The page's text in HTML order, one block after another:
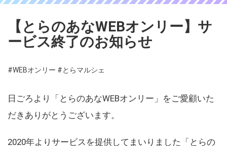
【とらのあなWEBオンリー】サ
ービス終了のお知らせ
#WEBオンリー #とらマルシェ
日ごろより「とらのあなWEBオンリー」をご愛顧いた
だきありがとうございます。
2020年よりサービスを提供してまいりました「とらの